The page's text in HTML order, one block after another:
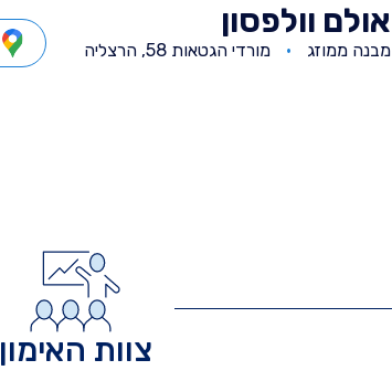
אולם וולפסון
מבנה ממוזג מורדי הגטאות 58, הרצליה
צוות האימון